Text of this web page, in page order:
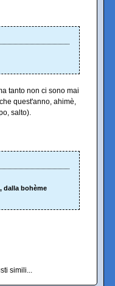
tanto non ci sono mai
quest'anno, ahimè,
salto).
dalla bohème
simili...